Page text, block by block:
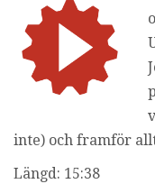
inte) och framför
Längd: 15:38